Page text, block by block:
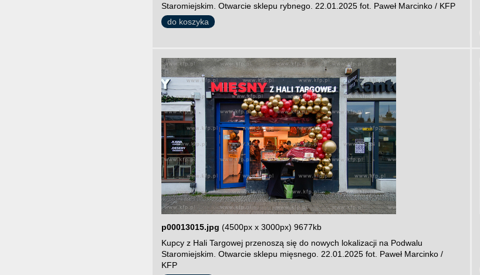
Staromiejskim. Otwarcie sklepu rybnego. 22.01.2025 fot. Paweł Marcinko / KFP
do koszyka
p00013015.jpg (4500px x 3000px) 9677kb
Kupcy z Hali Targowej przenoszą się do nowych lokalizacji na Podwalu
Staromiejskim. Otwarcie sklepu mięsnego. 22.01.2025 fot. Paweł Marcinko /
KFP